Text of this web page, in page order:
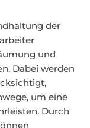
der
und
Dabei werden
um eine
Durch